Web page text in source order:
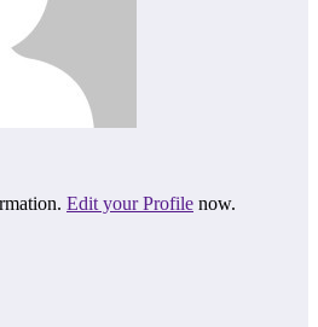
Edit your Profile now.